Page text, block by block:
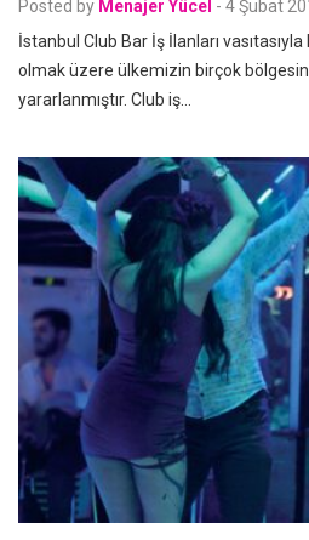
Posted by Menajer Yücel - 4 Şubat
İstanbul Club Bar İş İlanları
olmak üzere ülkemizin birçok
yararlanmıştır. Club iş…